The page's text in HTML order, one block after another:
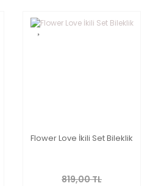
Flower Love İkili Set Bileklik
819,00 TL